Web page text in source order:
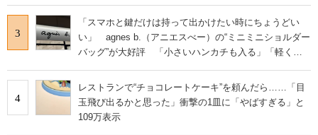
3
「スマホと鍵だけは持って出かけたい時にちょうどい
い」 agnes b.（アニエスべー）の“ミニミニショルダー
バッグ”が大好評 「小さいハンカチも入る」「軽くて
4
レストランで“チョコレートケーキ”を頼んだら……「目
玉飛び出るかと思った」衝撃の1皿に「やばすぎる」と
109万表示